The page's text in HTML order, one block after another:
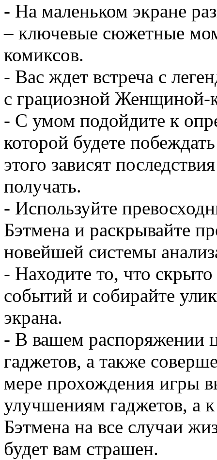
- На маленьком экране
– ключевые сюжетные
комиксов.
- Вас ждет встреча с
с грациозной Женщиной-
- С умом подойдите к
которой будете
этого зависят
получать.
- Используйте
Бэтмена и раскрывайте
новейшей системы
- Находите то, что скрыто
событий и собирайте
экрана.
- В вашем распоряжении
гаджетов, а также
мере прохождения игры
улучшениям гаджетов, а
Бэтмена на все случаи
будет вам страшен.